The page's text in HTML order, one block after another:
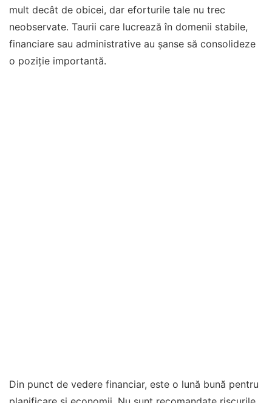
mult decât de obicei, dar eforturile tale nu trec
neobservate. Taurii care lucrează în domenii stabile,
financiare sau administrative au șanse să consolideze
o poziție importantă.
Din punct de vedere financiar, este o lună bună pentru